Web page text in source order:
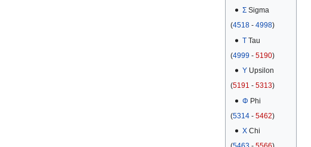
ΣSigma
(4518 - 4998)
ΤTau
(4999 - 5190)
ΥUpsilon
(5191 - 5313)
Φ Phi
(5314 - 5462)
ΧChi